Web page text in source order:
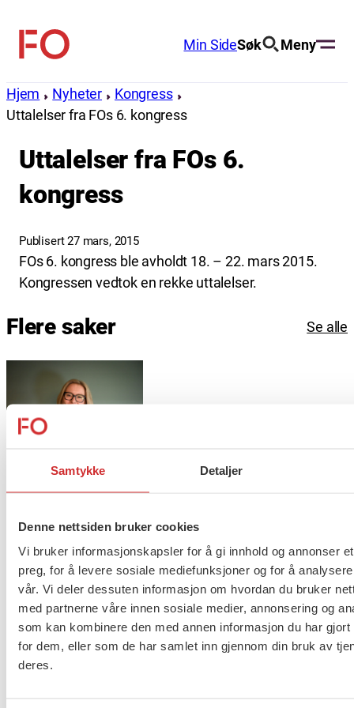
Samtykke Detaljer
Denne nettsiden bruker cookies
Vi bruker informasjonskapsler for å gi innhold og annonser
preg, for å levere sosiale mediefunksjoner og for å
vår. Vi deler dessuten informasjon om hvordan du bruker
med partnerne våre innen sosiale medier, annonsering og
som kan kombinere den med annen informasjon du har gjort
for dem, eller som de har samlet inn gjennom din bruk av
deres.
innhold
FO
Min SideSøk Meny
Hjem Nyheter
Kongress
Uttalelser fra FOs 6. kongress
Uttalelser fra FOs 6.
kongress
Publisert 27 mars, 2015
FOs 6. kongress ble avholdt 18. – 22. mars 2015.
Kongressen vedtok en rekke uttalelser.
Flere saker Se alle
Drammen?
Møt Anneli i yrkesetisk råd